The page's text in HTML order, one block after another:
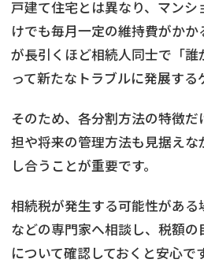
戸建て住宅とは異なり、マンシ
けでも毎月一定の維持費がか
が長引くほど相続人同士で「
って新たなトラブルに発展する
そのため、各分割方法の特徴
担や将来の管理方法も見据え
し合うことが重要です。
相続税が発生する可能性があ
などの専門家へ相談し、税額
について確認しておくと安心です